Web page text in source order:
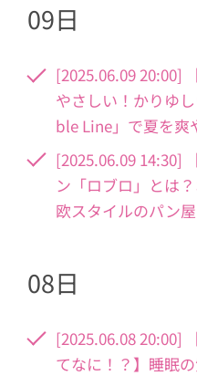
09日
[2025.06.09 20:00]
やさしい！かりゆ
ble Line」で夏を爽
[2025.06.09 14:30]
ン「ロブロ」とは
欧スタイルのパン
08日
[2025.06.08 20:00]
てなに！？】睡眠